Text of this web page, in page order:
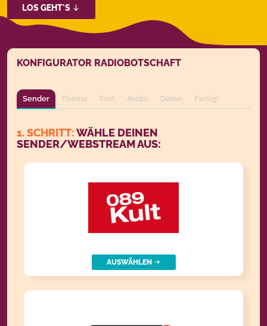
LOS GEHT'S
KONFIGURATOR RADIOBOTSCHAFT
Sender Thema Text Audio Daten Fertig!
1. SCHRITT:WÄHLE DEINEN
SENDER/WEBSTREAM AUS:
AUSWÄHLEN